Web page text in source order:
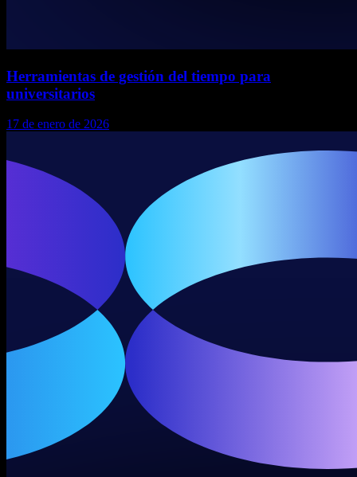
Herramientas de gestión del tiempo para
universitarios
17 de enero de 2026